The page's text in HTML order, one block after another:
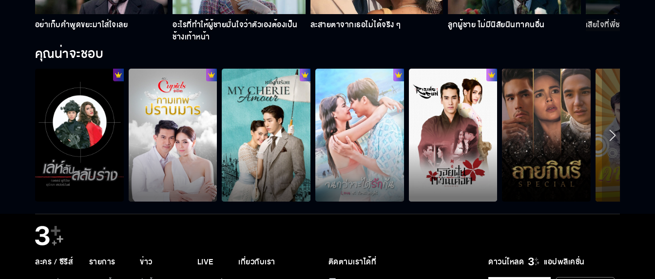
อย่าเก็บคำพูดขยะมาใส่ใจเลย
อะไรที่ทำให้ผู้ชายมั่นใจว่าตัวเองต้องเป็น
ช้างเท้าหน้า
ละสายตาจากเธอไม่ได้จริง ๆ ลูกผู้ชาย ไม่มีนิสัยนินทาคนอื่น เสียใจที่พี่ชายแท้ ๆ รั
คุณน่าจะชอบ
ดาวน์โหลด แอปพลิเคชั่น
ละคร / ซีรีส์ รายการ ข่าว LIVE เกี่ยวกับเรา ติดตามเราได้ที่